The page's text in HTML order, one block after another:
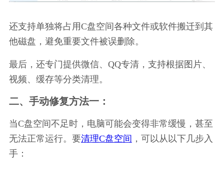
还支持单独将占用C盘空间各种文件或软件搬迁到其
他磁盘，避免重要文件被误删除。
最后，还专门提供微信、QQ专清，支持根据图片、
视频、缓存等分类清理。
二、手动修复方法一：
当C盘空间不足时，电脑可能会变得非常缓慢，甚至
无法正常运行。要清理C盘空间 ，可以从以下几步入
手：